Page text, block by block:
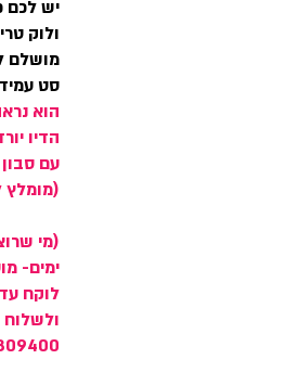
יש לכם
ולוק
מושלם
סט
הוא
הדיו
עם
(מומלץ
(מי
ימים- מוסיף 30 שח